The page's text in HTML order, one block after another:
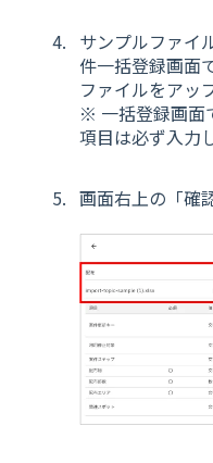
サンプルファイ
件一括登録画面
ファイルをアッ
※ 一括登録画面
項目は必ず入力
画面右上の「確